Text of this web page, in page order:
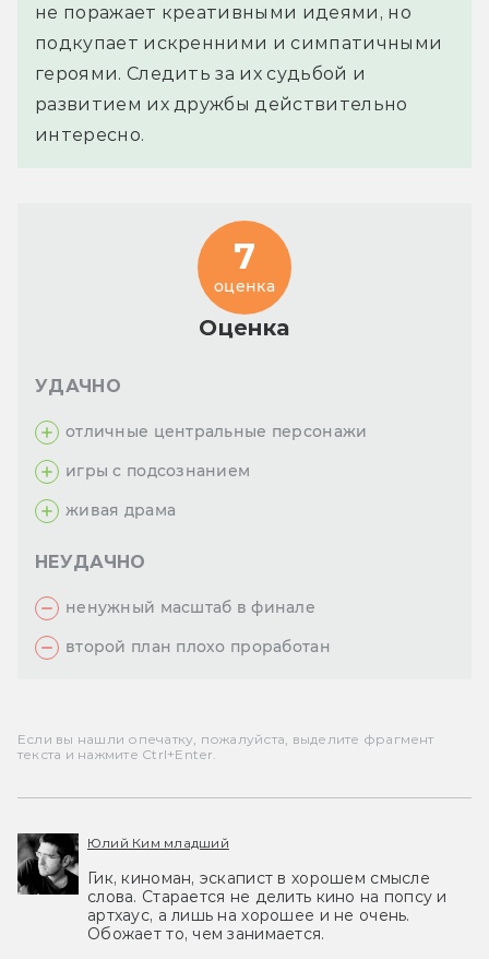
не поражает креативными идеями, но
подкупает искренними и симпатичными
героями. Следить за их судьбой и
развитием их дружбы действительно
интересно.
Оценка
7
оценка
УДАЧНО
отличные центральные персонажи
игры с подсознанием
живая драма
НЕУДАЧНО
ненужный масштаб в финале
второй план плохо проработан
Если вы нашли опечатку, пожалуйста, выделите фрагмент
текста и нажмите Ctrl+Enter.
Юлий Ким младший
Гик, киноман, эскапист в хорошем смысле
слова. Старается не делить кино на попсу и
артхаус, а лишь на хорошее и не очень.
Обожает то, чем занимается.